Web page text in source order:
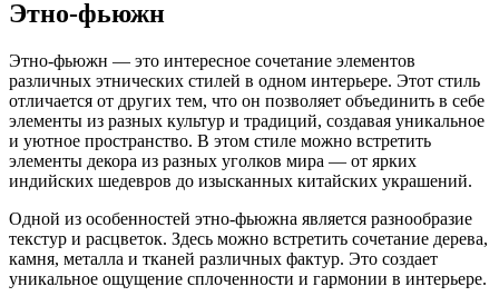
Этно-фьюжн
Этно-фьюжн — это интересное сочетание элементов
различных этнических стилей в одном интерьере. Этот стиль
отличается от других тем, что он позволяет объединить в себе
элементы из разных культур и традиций, создавая уникальное
и уютное пространство. В этом стиле можно встретить
элементы декора из разных уголков мира — от ярких
индийских шедевров до изысканных китайских украшений.
Одной из особенностей этно-фьюжна является разнообразие
текстур и расцветок. Здесь можно встретить сочетание дерева,
камня, металла и тканей различных фактур. Это создает
уникальное ощущение сплоченности и гармонии в интерьере.